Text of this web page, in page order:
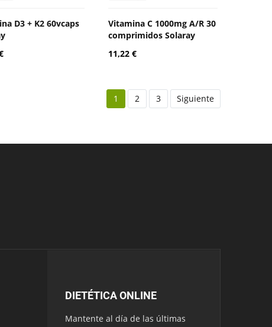
D3 + K2 60vcaps
Vitamina C 1000mg A/R 30
comprimidos Solaray
11,22 €
1 2 3 Siguiente
DIETÉTICA ONLINE
Mantente al día de las últimas